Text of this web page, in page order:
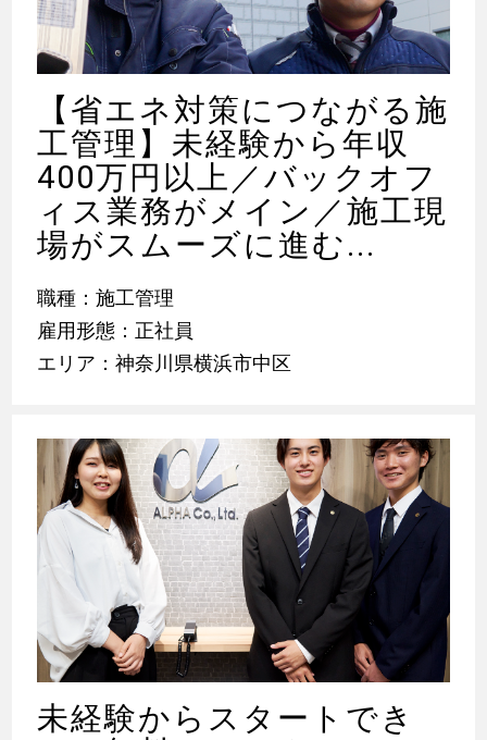
【省エネ対策につながる施
工管理】未経験から年収
400万円以上／バックオフ
ィス業務がメイン／施工現
場がスムーズに進む...
職種：施工管理
雇用形態：正社員
エリア：神奈川県横浜市中区
未経験からスタートでき